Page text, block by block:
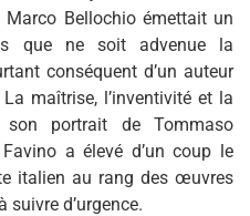
Bellochio émettait un
que ne soit advenue la
conséquent d’un auteur
maîtrise, l’inventivité et la
son portrait de Tommaso
a élevé d’un coup le
italien au rang des œuvres
d’urgence.